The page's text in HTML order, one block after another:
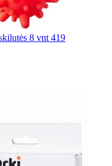
8 vnt 419